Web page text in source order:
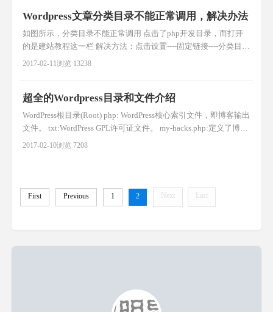
上需要的时间，编写一条文本消息并发送给约会对象。 要实
Wordpress文章分类目录不能正常调用，解决办法
如图所示，分类目录不能正常调用 点击了php开发目录，而打开
的是建站教程这一栏 解决方法：点击设置----固定链接----分类目录
前缀----输入%category% 保存，之后刷新一下就解决了
2017-02-11浏览 13238
超全的Wordpress目录和文件介绍
WordPress根目录(Root) php: WordPress核心索引文件，即博客输出
文件。 txt:WordPress GPL许可证文件。 my-hacks.php:定义了博客
输出之前处理的追加程序。默认安装中并没有这个文件，但如果
2017-02-10浏览 7208
First Previous 1 2 Next Last